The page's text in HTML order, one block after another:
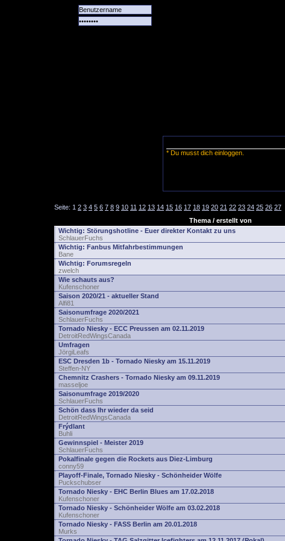
* Du musst dich einloggen.
Seite: 1 2 3 4 5 6 7 8 9 10 11 12 13 14 15 16 17 18 19 20 21 22 23 24 25 26 27
Thema / erstellt von
Wichtig: Störungshotline - Euer direkter Kontakt zu uns
SchlauerFuchs
Wichtig: Fanbus Mitfahrbestimmungen
Bane
Wichtig: Forumsregeln
zwelch
Wie schauts aus?
Kufenschoner
Saison 2020/21 - aktueller Stand
Alfi81
Saisonumfrage 2020/2021
SchlauerFuchs
Tornado Niesky - ECC Preussen am 02.11.2019
DetroitRedWingsCanada
Umfragen
JörgiLeafs
ESC Dresden 1b - Tornado Niesky am 15.11.2019
Steffen-NY
Chemnitz Crashers - Tornado Niesky am 09.11.2019
masseljoe
Saisonumfrage 2019/2020
SchlauerFuchs
Schön dass Ihr wieder da seid
DetroitRedWingsCanada
Frýdlant
Buhli
Gewinnspiel - Meister 2019
SchlauerFuchs
Pokalfinale gegen die Rockets aus Diez-Limburg
conny59
Playoff-Finale, Tornado Niesky - Schönheider Wölfe
Puckschubser
Tornado Niesky - EHC Berlin Blues am 17.02.2018
Kufenschoner
Tornado Niesky - Schönheider Wölfe am 03.02.2018
Kufenschoner
Tornado Niesky - FASS Berlin am 20.01.2018
Murks